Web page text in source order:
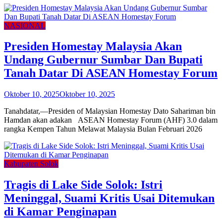
NASIONAL
Presiden Homestay Malaysia Akan
Undang Gubernur Sumbar Dan Bupati
Tanah Datar Di ASEAN Homestay Forum
Oktober 10, 2025Oktober 10, 2025
Tanahdatar,—Presiden of Malaysian Homestay Dato Sahariman bin
Hamdan akan adakan ASEAN Homestay Forum (AHF) 3.0 dalam
rangka Kempen Tahun Melawat Malaysia Bulan Februari 2026
Kabupaten Solok
Tragis di Lake Side Solok: Istri
Meninggal, Suami Kritis Usai Ditemukan
di Kamar Penginapan